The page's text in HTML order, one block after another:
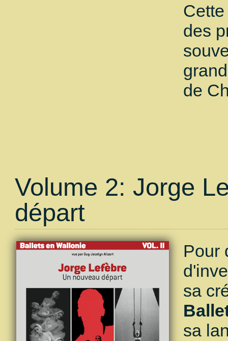
des
de
Volume 2: Jorge
départ
Pour
sa
sa